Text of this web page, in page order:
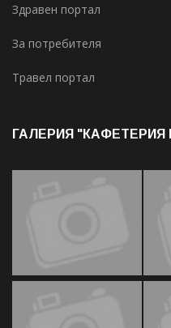
Здравен портал
За потребителя
Травел портал
ГАЛЕРИЯ